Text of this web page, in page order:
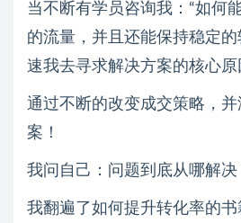
当不断有学员咨询我：“如何
的流量，并且还能保持稳定的
速我去寻求解决方案的核心
通过不断的改变成交策略，
案！
我问自己：问题到底从哪解决
我翻遍了如何提升转化率的